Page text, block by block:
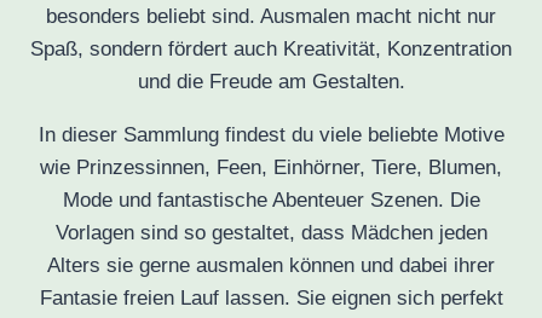
besonders beliebt sind. Ausmalen macht nicht nur
Spaß, sondern fördert auch Kreativität, Konzentration
und die Freude am Gestalten.
In dieser Sammlung findest du viele beliebte Motive
wie Prinzessinnen, Feen, Einhörner, Tiere, Blumen,
Mode und fantastische Abenteuer Szenen. Die
Vorlagen sind so gestaltet, dass Mädchen jeden
Alters sie gerne ausmalen können und dabei ihrer
Fantasie freien Lauf lassen. Sie eignen sich perfekt